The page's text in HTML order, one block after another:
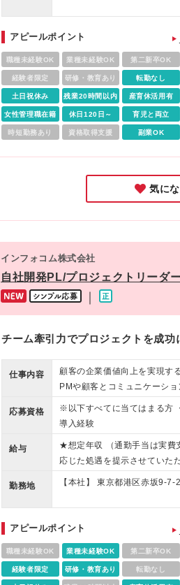
エンジニアの立場ではなく
強い方 ■AIを組み込んだプロ
アピールポイント
職種未経験OK 業種未経験OK 第二新卒OK
経験者限定 研修・教育あり 転勤なし
土日祝休み 残業20時間以内 産育休活用有
女性管理職在籍 休日120日～ 育児と両立
時短勤務あり 資格取得支援 副業OK
気に
インフォコム株式会社
自社開発PL/プロジェクトリーダ
チーム牽引力でプロジェクトを成
仕事内容
顧客の企業価値向上を実現す
PMや顧客とコミュニケーシ
ます。
応募資格
※以下すべてに当てはまる方
導入経験
給与
★想定年収 （通勤手当は実費
応じた処遇を提示させてい
月減額となります。 ※裁量労
勤務地
【本社】 東京都港区赤坂9-
アピールポイント
職種未経験OK 業種未経験OK 第二新卒OK
経験者限定 研修・教育あり 転勤なし